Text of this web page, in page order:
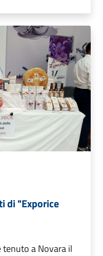
di "Exporice
a Novara il